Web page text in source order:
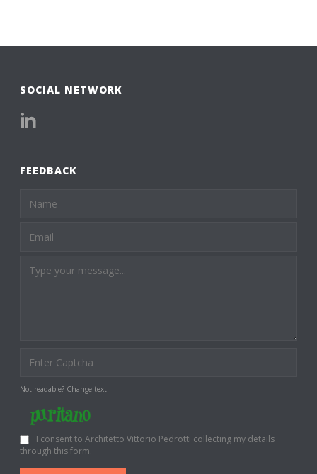
SOCIAL NETWORK
FEEDBACK
Not readable? Change text.
I consent to Architetto Vittorio Pedrotti collecting my details
through this form.